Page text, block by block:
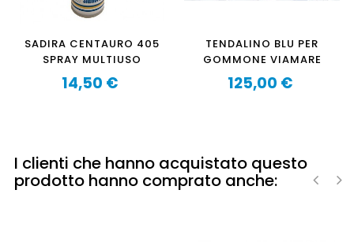
SADIRA CENTAURO 405
SPRAY MULTIUSO
Prezzo
14,50 €
TENDALINO BLU PER
GOMMONE VIAMARE
Prezzo
125,00 €
I clienti che hanno acquistato questo
prodotto hanno comprato anche: